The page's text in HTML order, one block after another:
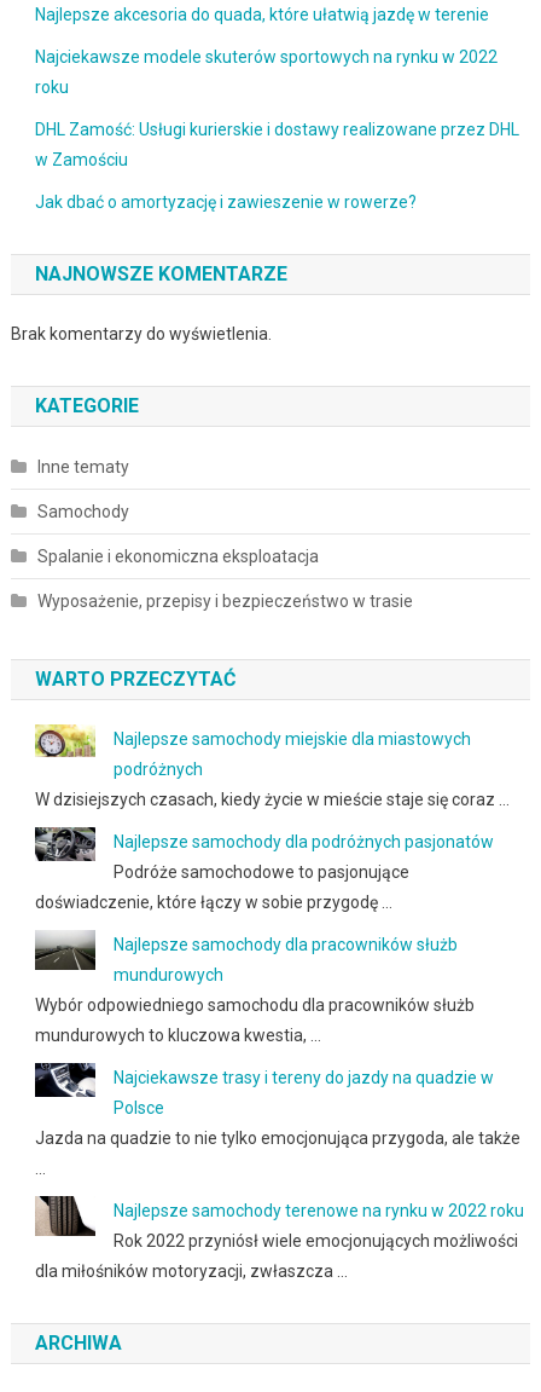
Najlepsze akcesoria do quada, które ułatwią jazdę w terenie
Najciekawsze modele skuterów sportowych na rynku w 2022
roku
DHL Zamość: Usługi kurierskie i dostawy realizowane przez DHL
w Zamościu
Jak dbać o amortyzację i zawieszenie w rowerze?
NAJNOWSZE KOMENTARZE
Brak komentarzy do wyświetlenia.
KATEGORIE
Inne tematy
Samochody
Spalanie i ekonomiczna eksploatacja
Wyposażenie, przepisy i bezpieczeństwo w trasie
WARTO PRZECZYTAĆ
Najlepsze samochody miejskie dla miastowych
podróżnych
W dzisiejszych czasach, kiedy życie w mieście staje się coraz …
Najlepsze samochody dla podróżnych pasjonatów
Podróże samochodowe to pasjonujące
doświadczenie, które łączy w sobie przygodę …
Najlepsze samochody dla pracowników służb
mundurowych
Wybór odpowiedniego samochodu dla pracowników służb
mundurowych to kluczowa kwestia, …
Najciekawsze trasy i tereny do jazdy na quadzie w
Polsce
Jazda na quadzie to nie tylko emocjonująca przygoda, ale także
Najlepsze samochody terenowe na rynku w 2022 roku
Rok 2022 przyniósł wiele emocjonujących możliwości
dla miłośników motoryzacji, zwłaszcza …
ARCHIWA